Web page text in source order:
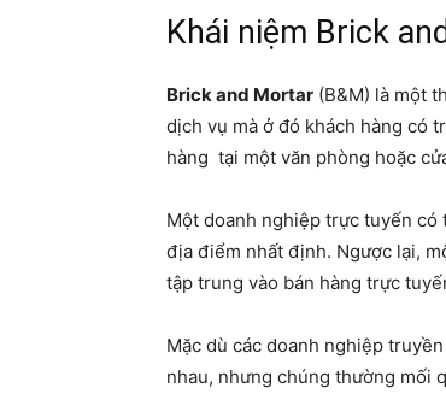
Khái niệm Brick
Brick and Mortar (B&M) là một
dịch vụ mà ở đó khách hàng có
hàng tại một văn phòng hoặc
Một doanh nghiệp trực tuyến
địa điểm nhất định. Ngược lại,
tập trung vào bán hàng trực
Mặc dù các doanh nghiệp
nhau, nhưng chúng thường mối